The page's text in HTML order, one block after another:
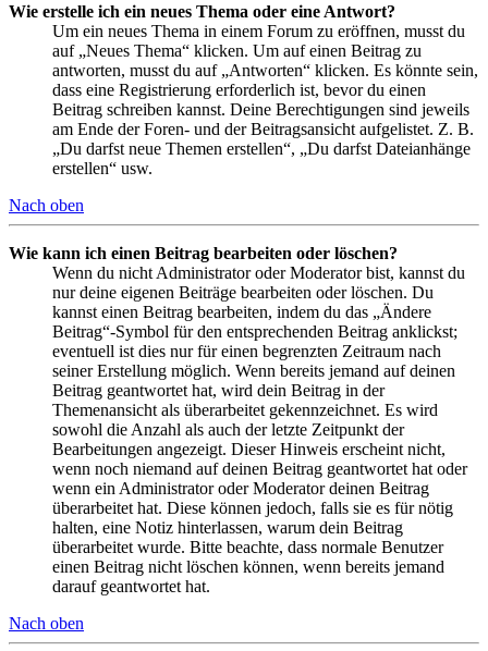
Wie erstelle ich ein neues Thema oder eine Antwort?
Um ein neues Thema in einem Forum zu eröffnen, musst du
auf „Neues Thema“ klicken. Um auf einen Beitrag zu
antworten, musst du auf „Antworten“ klicken. Es könnte sein,
dass eine Registrierung erforderlich ist, bevor du einen
Beitrag schreiben kannst. Deine Berechtigungen sind jeweils
am Ende der Foren- und der Beitragsansicht aufgelistet. Z. B.
„Du darfst neue Themen erstellen“, „Du darfst Dateianhänge
erstellen“ usw.
Nach oben
Wie kann ich einen Beitrag bearbeiten oder löschen?
Wenn du nicht Administrator oder Moderator bist, kannst du
nur deine eigenen Beiträge bearbeiten oder löschen. Du
kannst einen Beitrag bearbeiten, indem du das „Ändere
Beitrag“-Symbol für den entsprechenden Beitrag anklickst;
eventuell ist dies nur für einen begrenzten Zeitraum nach
seiner Erstellung möglich. Wenn bereits jemand auf deinen
Beitrag geantwortet hat, wird dein Beitrag in der
Themenansicht als überarbeitet gekennzeichnet. Es wird
sowohl die Anzahl als auch der letzte Zeitpunkt der
Bearbeitungen angezeigt. Dieser Hinweis erscheint nicht,
wenn noch niemand auf deinen Beitrag geantwortet hat oder
wenn ein Administrator oder Moderator deinen Beitrag
überarbeitet hat. Diese können jedoch, falls sie es für nötig
halten, eine Notiz hinterlassen, warum dein Beitrag
überarbeitet wurde. Bitte beachte, dass normale Benutzer
einen Beitrag nicht löschen können, wenn bereits jemand
darauf geantwortet hat.
Nach oben